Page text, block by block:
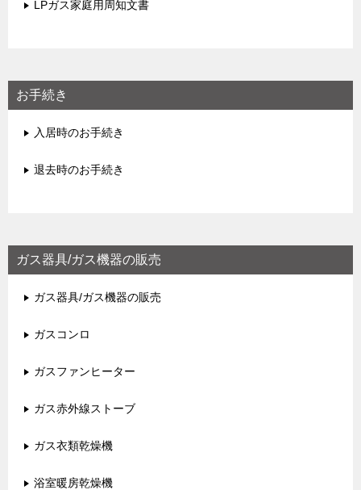
LPガス家庭用周知文書
お手続き
入居時のお手続き
退去時のお手続き
ガス器具/ガス機器の販売
ガス器具/ガス機器の販売
ガスコンロ
ガスファンヒーター
ガス赤外線ストーブ
ガス衣類乾燥機
浴室暖房乾燥機